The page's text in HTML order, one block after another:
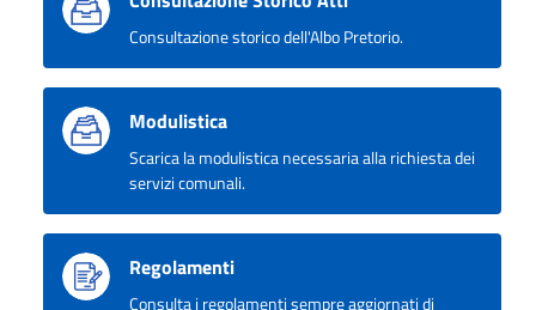
Consultazione storico dell'Albo Pretorio.
Modulistica
Scarica la modulistica necessaria alla richiesta dei
servizi comunali.
Regolamenti
Consulta i regolamenti sempre aggiornati di